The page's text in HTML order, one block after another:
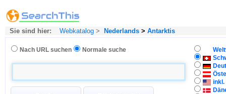
Sie sind hier: Webkatalog > Nederlands > Antarktis
Nach URL suchen Normale suche
inkl.